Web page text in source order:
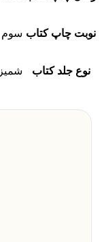
نوبت چاپ کتاب سوم
نوع جلد کتاب شمیز